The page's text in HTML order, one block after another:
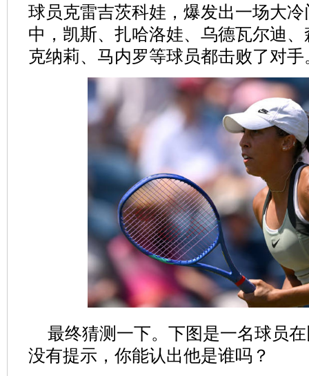
球员克雷吉茨科娃，爆发出一场大
中，凯斯、扎哈洛娃、乌德瓦尔迪
克纳莉、马内罗等球员都击败了对手
最终猜测一下。下图是一名球员
没有提示，你能认出他是谁吗？